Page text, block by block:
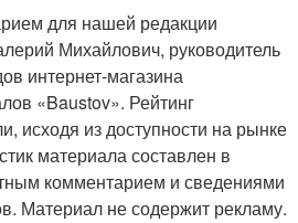
для нашей редакции
Михайлович, руководитель
интернет-магазина
«Baustov». Рейтинг
исходя из доступности на рынке
материала составлен в
комментарием и сведениями
Материал не содержит рекламу.